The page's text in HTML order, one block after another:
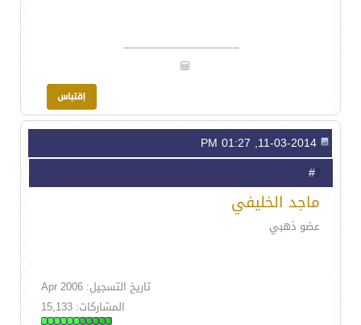
__________________
7
ماجد الخليفي
عضو ذهبي
تاريخ التسجيل: Apr 2006
المشاركات: 15,133